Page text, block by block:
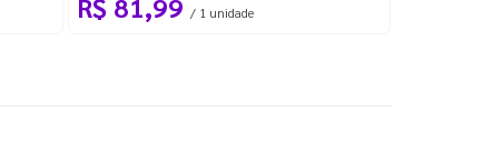
/ 1 unidade